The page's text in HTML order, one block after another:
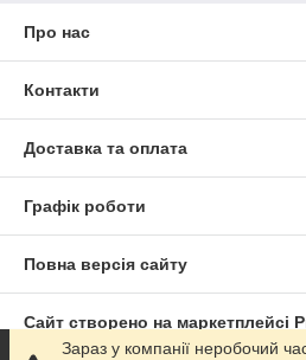
Про нас
Контакти
Доставка та оплата
Графік роботи
Повна версія сайту
Сайт створено на маркетплейсі
Зараз у компанії неробочий